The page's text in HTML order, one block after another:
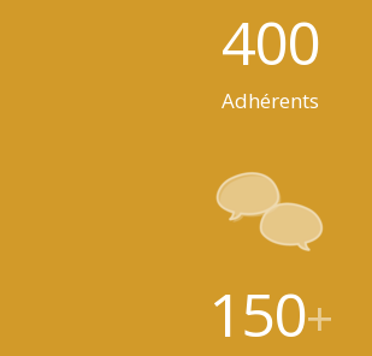
400
Adhérents
150+